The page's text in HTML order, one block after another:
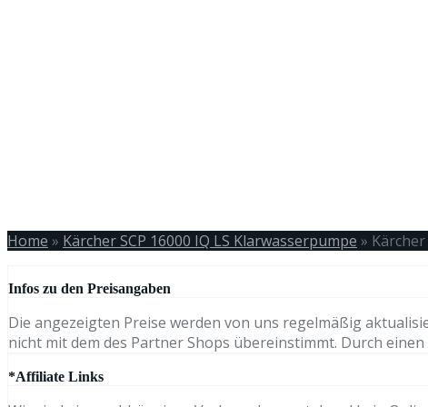
Home » Kärcher SCP 16000 IQ LS Klarwasserpumpe » Kärcher
Infos zu den Preisangaben
Die angezeigten Preise werden von uns regelmäßig
nicht mit dem des Partner Shops übereinstimmt. Durch
*Affiliate Links